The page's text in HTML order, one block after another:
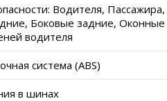
Водителя, Пассажира,
Боковые задние, Оконные
водителя
система (ABS)
в шинах